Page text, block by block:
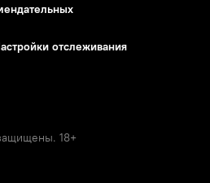
отслеживания
18+